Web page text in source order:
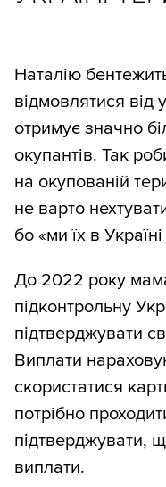
Наталію
відмовлятися від
отримує значно
окупантів. Так
на окупованій
не варто
бо «ми їх в
До 2022 року
підконтрольну
підтверджувати
Виплати
скористатися
потрібно
підтверджувати,
виплати.